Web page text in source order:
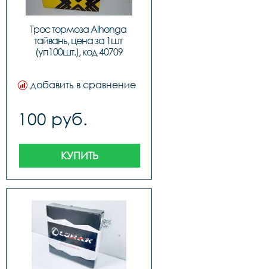
Трос тормоза Alhonga
тайвань, цена за 1шт
(уп100шт.), код 40709
добавить в сравнение
100 руб.
КУПИТЬ